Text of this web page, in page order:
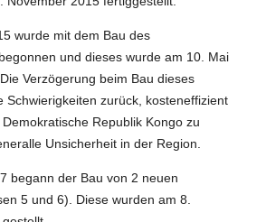
wurde mit dem Bau des
und dieses wurde am 10. Mai
Verzögerung beim Bau dieses
Schwierigkeiten zurück, kosteneffizient
Republik Kongo zu
Unsicherheit in der Region.
begann der Bau von 2 neuen
5 und 6). Diese wurden am 8.